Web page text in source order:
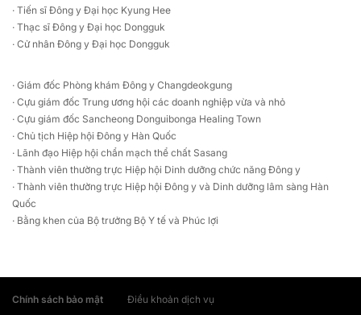
· Tiến sĩ Đông y Đại học Kyung Hee
· Thạc sĩ Đông y Đại học Dongguk
· Cử nhân Đông y Đại học Dongguk
· Giám đốc Phòng khám Đông y Changdeokgung
· Cựu giám đốc Trung ương hội các doanh nghiệp vừa và nhỏ
· Cựu giám đốc Sancheong Donguibonga Healing Town
· Chủ tịch Hiệp hội Đông y Hàn Quốc
· Lãnh đạo Hiệp hội chẩn mạch thể chất Sasang
· Thành viên thường trực Hiệp hội Dinh dưỡng chức năng Đông y
· Thành viên thường trực Hiệp hội Đông y và Dinh dưỡng lâm sàng Hàn
Quốc
· Bằng khen của Bộ trưởng Bộ Y tế và Phúc lợi
Chính sách bảo mật Điều khoản dịch vụ